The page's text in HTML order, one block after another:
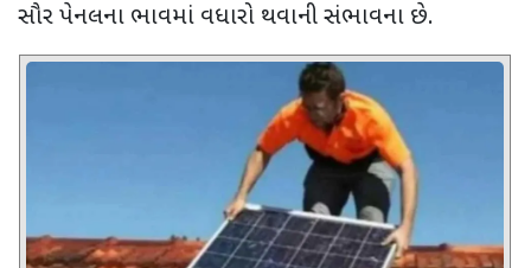
સૌર પેનલના ભાવમાં વધારો થવાની સંભાવના છે.